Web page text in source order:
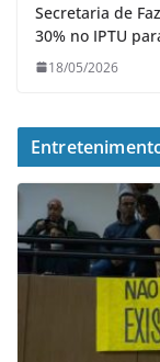
Secretaria de
30% no IPTU
18/05/2026